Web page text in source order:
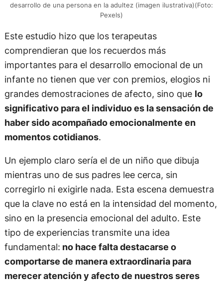
desarrollo de una persona en la adultez (imagen ilustrativa)(Foto:
Pexels)
Este estudio hizo que los terapeutas
comprendieran que los recuerdos más
importantes para el desarrollo emocional de un
infante no tienen que ver con premios, elogios ni
grandes demostraciones de afecto, sino que lo
significativo para el individuo es la sensación de
haber sido acompañado emocionalmente en
momentos cotidianos.
Un ejemplo claro sería el de un niño que dibuja
mientras uno de sus padres lee cerca, sin
corregirlo ni exigirle nada. Esta escena demuestra
que la clave no está en la intensidad del momento,
sino en la presencia emocional del adulto. Este
tipo de experiencias transmite una idea
fundamental: no hace falta destacarse o
comportarse de manera extraordinaria para
merecer atención y afecto de nuestros seres